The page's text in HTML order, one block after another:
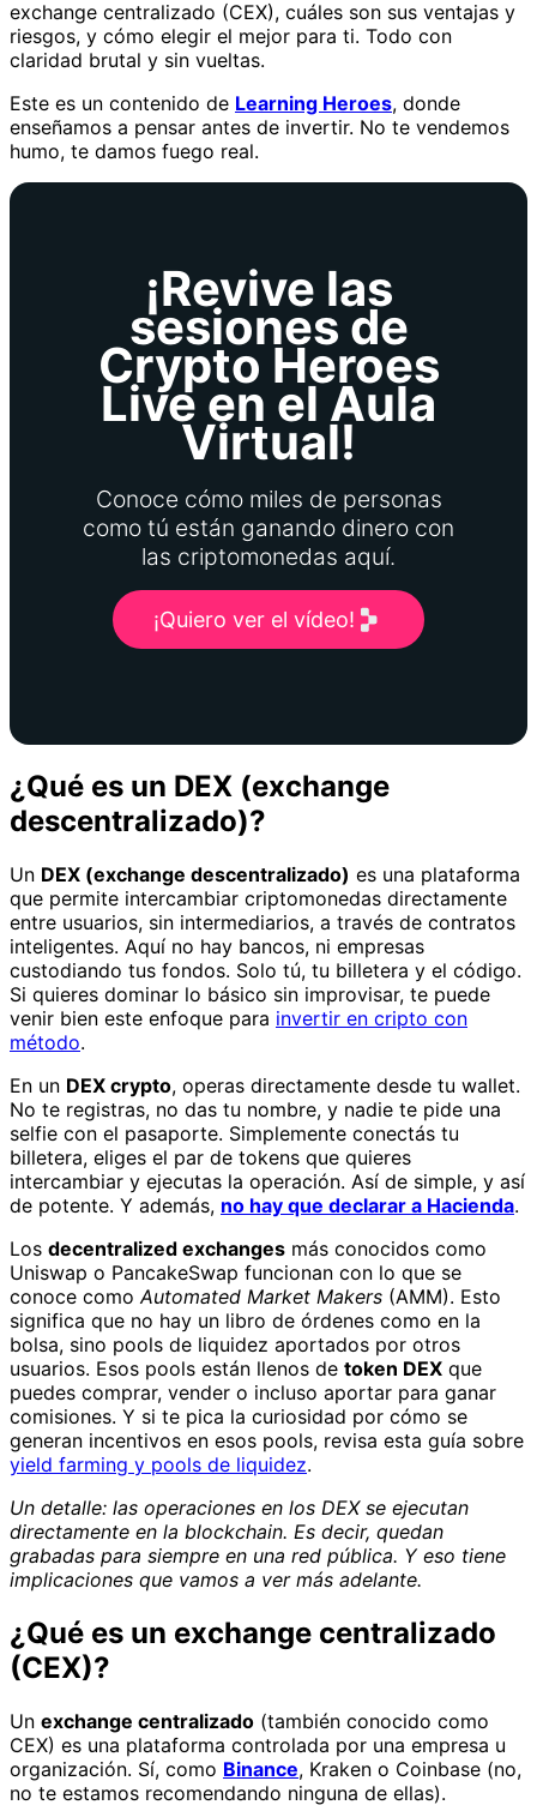
exchange centralizado (CEX), cuáles son sus ventajas y
riesgos, y cómo elegir el mejor para ti. Todo con
claridad brutal y sin vueltas.
Este es un contenido de Learning Heroes, donde
enseñamos a pensar antes de invertir. No te vendemos
humo, te damos fuego real.
¡Revive las
sesiones de
Crypto Heroes
Live en el Aula
Virtual!
Conoce cómo miles de personas
como tú están ganando dinero con
las criptomonedas aquí.
¡Quiero ver el vídeo!
¿Qué es un DEX (exchange
descentralizado)?
Un DEX (exchange descentralizado) es una plataforma
que permite intercambiar criptomonedas directamente
entre usuarios, sin intermediarios, a través de contratos
inteligentes. Aquí no hay bancos, ni empresas
custodiando tus fondos. Solo tú, tu billetera y el código.
Si quieres dominar lo básico sin improvisar, te puede
venir bien este enfoque para invertir en cripto con
método.
En un DEX crypto, operas directamente desde tu wallet.
No te registras, no das tu nombre, y nadie te pide una
selfie con el pasaporte. Simplemente conectás tu
billetera, eliges el par de tokens que quieres
intercambiar y ejecutas la operación. Así de simple, y así
de potente. Y además, no hay que declarar a Hacienda.
Los decentralized exchanges más conocidos como
Uniswap o PancakeSwap funcionan con lo que se
conoce como Automated Market Makers (AMM). Esto
significa que no hay un libro de órdenes como en la
bolsa, sino pools de liquidez aportados por otros
usuarios. Esos pools están llenos de token DEX que
puedes comprar, vender o incluso aportar para ganar
comisiones. Y si te pica la curiosidad por cómo se
generan incentivos en esos pools, revisa esta guía sobre
yield farming y pools de liquidez.
Un detalle: las operaciones en los DEX se ejecutan
directamente en la blockchain. Es decir, quedan
grabadas para siempre en una red pública. Y eso tiene
implicaciones que vamos a ver más adelante.
¿Qué es un exchange centralizado
(CEX)?
Un exchange centralizado (también conocido como
CEX) es una plataforma controlada por una empresa u
organización. Sí, como Binance, Kraken o Coinbase (no,
no te estamos recomendando ninguna de ellas).